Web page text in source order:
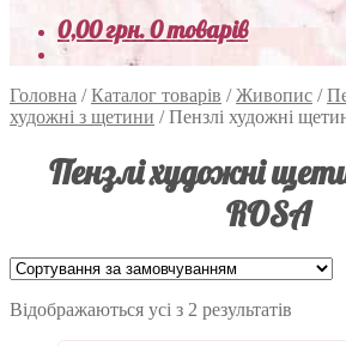
0,00грн.0 товарів
Головна /Каталог товарів /Живопис /
художні з щетини /Пензлі художні
Пензлі художні
ROSA
Відображаються усі з 2 результатів